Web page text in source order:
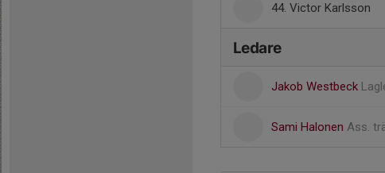
44. Victor Karlsson
Ledare
Jakob Westbeck
Sami Halonen Ass.